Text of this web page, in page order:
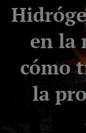
en la
cómo
la